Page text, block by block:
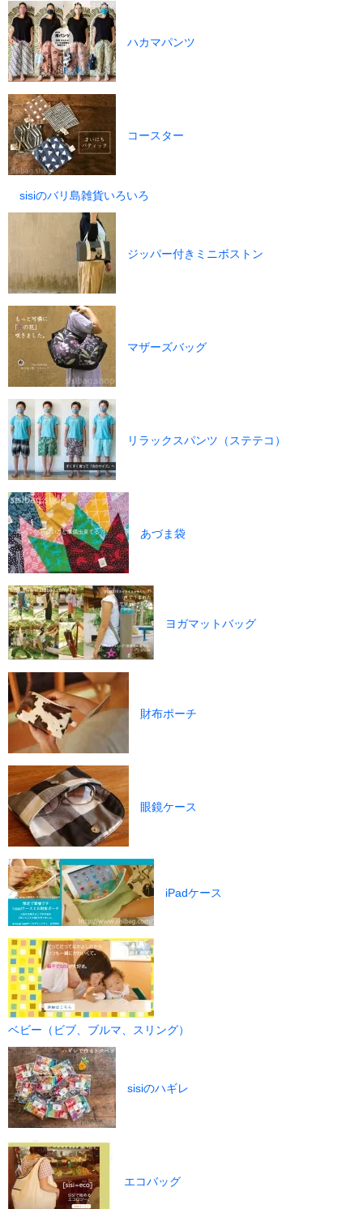
ハカマパンツ
コースター
sisiのバリ島雑貨いろいろ
ジッパー付きミニボストン
マザーズバッグ
リラックスパンツ（ステテコ）
あづま袋
ヨガマットバッグ
財布ポーチ
眼鏡ケース
iPadケース
ベビー（ビブ、ブルマ、スリング）
sisiのハギレ
エコバッグ